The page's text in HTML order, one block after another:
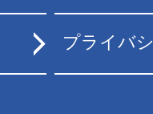
プライバ